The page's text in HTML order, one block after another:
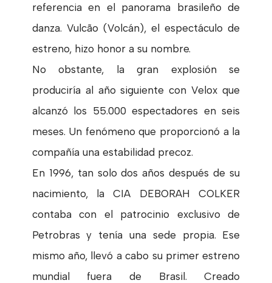
referencia en el panorama brasileño de
danza. Vulcão (Volcán), el espectáculo de
estreno, hizo honor a su nombre.
No obstante, la gran explosión se
produciría al año siguiente con Velox que
alcanzó los 55.000 espectadores en seis
meses. Un fenómeno que proporcionó a la
compañía una estabilidad precoz.
En 1996, tan solo dos años después de su
nacimiento, la CIA DEBORAH COLKER
contaba con el patrocinio exclusivo de
Petrobras y tenía una sede propia. Ese
mismo año, llevó a cabo su primer estreno
mundial fuera de Brasil. Creado